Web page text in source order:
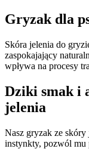
Gryzak dla
Skóra jelenia do
zaspokajający
wpływa na procesy
Dziki smak i
jelenia
Nasz gryzak ze skóry
instynkty, pozwól mu